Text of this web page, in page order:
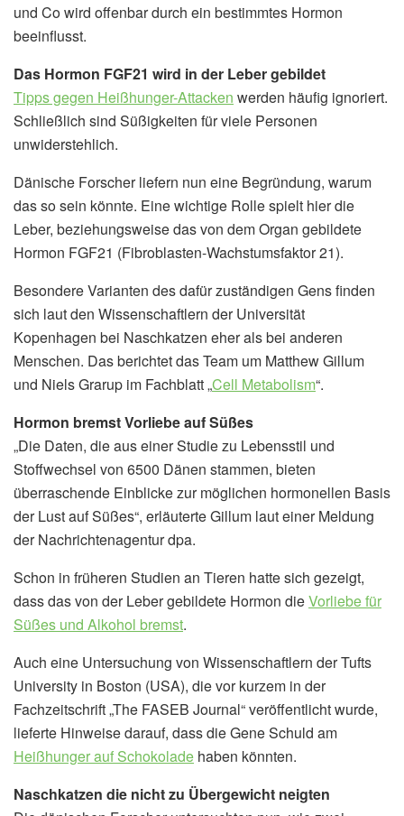
und Co wird offenbar durch ein bestimmtes Hormon
beeinflusst.
Das Hormon FGF21 wird in der Leber gebildet
Tipps gegen Heißhunger-Attacken werden häufig ignoriert.
Schließlich sind Süßigkeiten für viele Personen
unwiderstehlich.
Dänische Forscher liefern nun eine Begründung, warum
das so sein könnte. Eine wichtige Rolle spielt hier die
Leber, beziehungsweise das von dem Organ gebildete
Hormon FGF21 (Fibroblasten-Wachstumsfaktor 21).
Besondere Varianten des dafür zuständigen Gens finden
sich laut den Wissenschaftlern der Universität
Kopenhagen bei Naschkatzen eher als bei anderen
Menschen. Das berichtet das Team um Matthew Gillum
und Niels Grarup im Fachblatt „Cell Metabolism“.
Hormon bremst Vorliebe auf Süßes
„Die Daten, die aus einer Studie zu Lebensstil und
Stoffwechsel von 6500 Dänen stammen, bieten
überraschende Einblicke zur möglichen hormonellen Basis
der Lust auf Süßes“, erläuterte Gillum laut einer Meldung
der Nachrichtenagentur dpa.
Schon in früheren Studien an Tieren hatte sich gezeigt,
dass das von der Leber gebildete Hormon dieVorliebe für
Süßes und Alkohol bremst.
Auch eine Untersuchung von Wissenschaftlern der Tufts
University in Boston (USA), die vor kurzem in der
Fachzeitschrift „The FASEB Journal“ veröffentlicht wurde,
lieferte Hinweise darauf, dass die Gene Schuld am
Heißhunger auf Schokolade haben könnten.
Naschkatzen die nicht zu Übergewicht neigten